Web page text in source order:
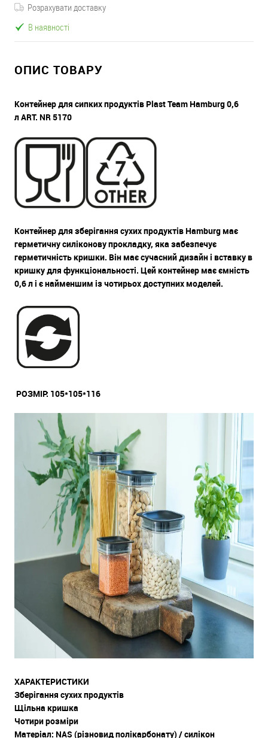
Розрахувати доставку
В наявності
ОПИС ТОВАРУ
Контейнер для сипких продуктів Plast Team Hamburg 0,6
лART. NR 5170
Контейнер для зберігання сухих продуктів Hamburg має
герметичну силіконову прокладку, яка забезпечує
герметичність кришки. Він має сучасний дизайн і вставку в
кришку для функціональності. Цей контейнер має ємність
0,6 л і є найменшим із чотирьох доступних моделей.
РОЗМІР: 105*105*116
ХАРАКТЕРИСТИКИ
Зберігання сухих продуктів
Щільна кришка
Чотири розміри
Матеріал: NAS (різновид полікарбонату) / силікон